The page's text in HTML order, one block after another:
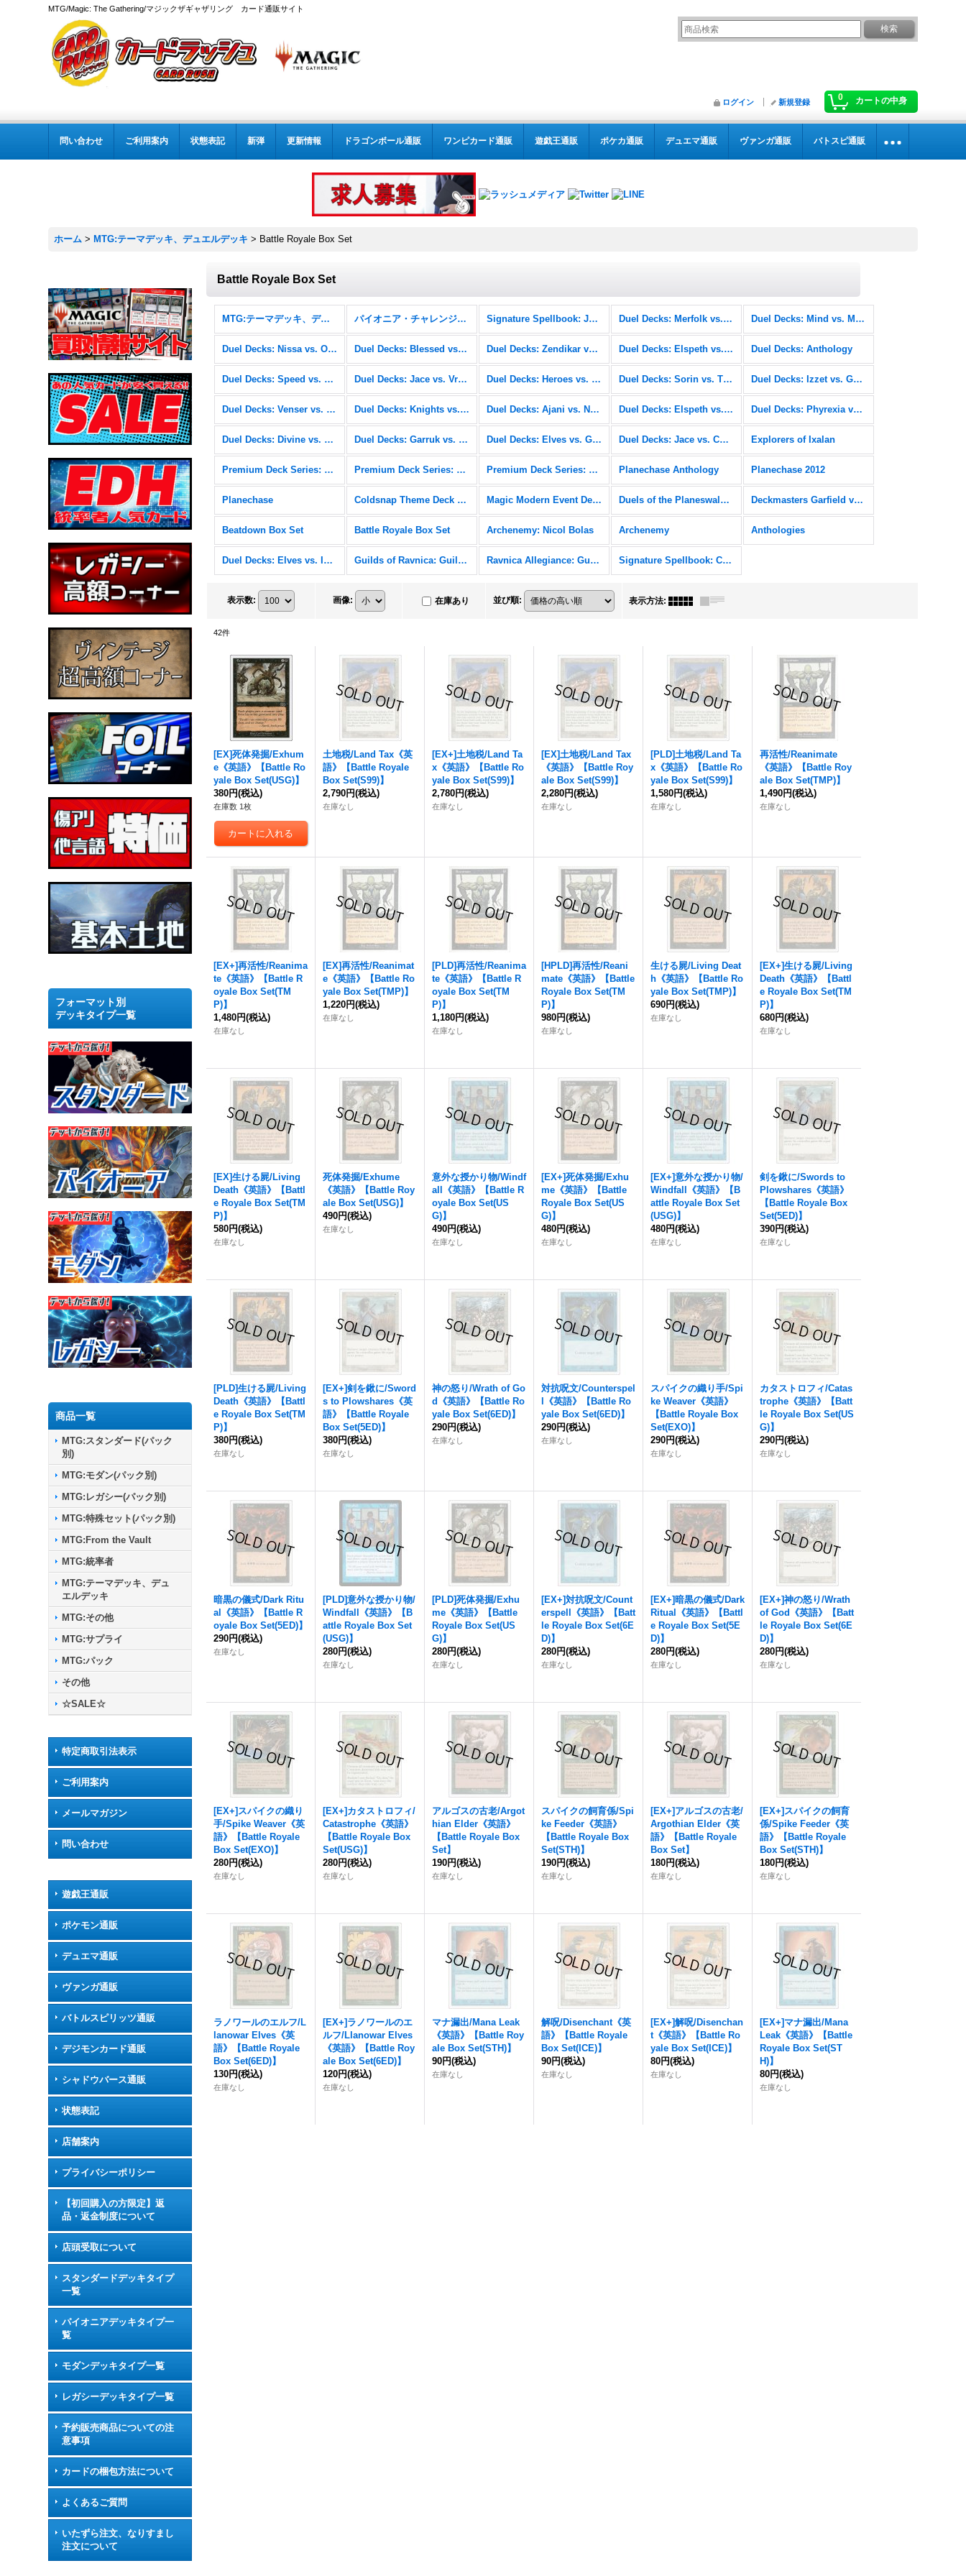
MTG/Magic: The Gathering/マジックザギャザリング カード通販サイト
0 カートの中身
ログイン 新規登録
問い合わせ ご利用案内 状態表記 新弾 更新情報 ドラゴンボール通販 ワンピカード通販 遊戯王通販 ポケカ通販 デュエマ通販 ヴァンガ通販 バトスピ通販
ホーム > MTG:テーマデッキ、デュエルデッキ > Battle Royale Box Set
フォーマット別
デッキタイプ一覧
商品一覧
MTG:スタンダード(パック
別)
MTG:モダン(パック別)
MTG:レガシー(パック別)
MTG:特殊セット(パック別)
MTG:From the Vault
MTG:統率者
MTG:テーマデッキ、デュ
エルデッキ
MTG:その他
MTG:サプライ
MTG:パック
その他
☆SALE☆
特定商取引法表示
ご利用案内
メールマガジン
問い合わせ
遊戯王通販
ポケモン通販
デュエマ通販
ヴァンガ通販
バトルスピリッツ通販
デジモンカード通販
シャドウバース通販
状態表記
店舗案内
プライバシーポリシー
【初回購入の方限定】返
品・返金制度について
店頭受取について
スタンダードデッキタイプ
一覧
パイオニアデッキタイプ一
覧
モダンデッキタイプ一覧
レガシーデッキタイプ一覧
予約販売商品についての注
意事項
カードの梱包方法について
よくあるご質問
いたずら注文、なりすまし
注文について
Battle Royale Box Set
MTG:テーマデッキ、デュエルデッキ (全商品) パイオニア・チャレンジャーデッキ Signature Spellbook: Jace Duel Decks: Merfolk vs. Goblins Duel Decks: Mind vs. Might
Duel Decks: Nissa vs. Ob Nixilis Duel Decks: Blessed vs. Cursed Duel Decks: Zendikar vs. Eldrazi Duel Decks: Elspeth vs. Kiora Duel Decks: Anthology
Duel Decks: Speed vs. Cunning Duel Decks: Jace vs. Vraska Duel Decks: Heroes vs. Monsters Duel Decks: Sorin vs. Tibalt Duel Decks: Izzet vs. Golgari
Duel Decks: Venser vs. Koth Duel Decks: Knights vs. Dragons Duel Decks: Ajani vs. Nicol Bolas Duel Decks: Elspeth vs. Tezzeret Duel Decks: Phyrexia vs. the Coalition
Duel Decks: Divine vs. Demonic Duel Decks: Garruk vs. Liliana Duel Decks: Elves vs. Goblins Duel Decks: Jace vs. Chandra Explorers of Ixalan
Premium Deck Series: Graveborn Premium Deck Series: Fire and Lightning Premium Deck Series: Slivers Planechase Anthology Planechase 2012
Planechase Coldsnap Theme Deck Reprints Magic Modern Event Deck Duels of the Planeswalkers Deckmasters Garfield vs Finkel
Beatdown Box Set Battle Royale Box Set Archenemy: Nicol Bolas Archenemy Anthologies
Duel Decks: Elves vs. Inventors Guilds of Ravnica: Guild Kits Ravnica Allegiance: Guild Kits Signature Spellbook: Chandra
表示数: 画像: 在庫あり 並び順: 表示方法:
42件
[EX]死体発掘/Exhum
e《英語》【Battle Ro
yale Box Set(USG)】
380円(税込)
在庫数 1枚
土地税/Land Tax《英
語》【Battle Royale
Box Set(S99)】
2,790円(税込)
在庫なし
[EX+]土地税/Land Ta
x《英語》【Battle Ro
yale Box Set(S99)】
2,780円(税込)
在庫なし
[EX]土地税/Land Tax
《英語》【Battle Roy
ale Box Set(S99)】
2,280円(税込)
在庫なし
[PLD]土地税/Land Ta
x《英語》【Battle Ro
yale Box Set(S99)】
1,580円(税込)
在庫なし
再活性/Reanimate
《英語》【Battle Roy
ale Box Set(TMP)】
1,490円(税込)
在庫なし
[EX+]再活性/Reanima
te《英語》【Battle R
oyale Box Set(TM
P)】
1,480円(税込)
在庫なし
[EX]再活性/Reanimat
e《英語》【Battle Ro
yale Box Set(TMP)】
1,220円(税込)
在庫なし
[PLD]再活性/Reanima
te《英語》【Battle R
oyale Box Set(TM
P)】
1,180円(税込)
在庫なし
[HPLD]再活性/Reani
mate《英語》【Battle
Royale Box Set(TM
P)】
980円(税込)
在庫なし
生ける屍/Living Deat
h《英語》【Battle Ro
yale Box Set(TMP)】
690円(税込)
在庫なし
[EX+]生ける屍/Living
Death《英語》【Battl
e Royale Box Set(TM
P)】
680円(税込)
在庫なし
[EX]生ける屍/Living
Death《英語》【Battl
e Royale Box Set(TM
P)】
580円(税込)
在庫なし
死体発掘/Exhume
《英語》【Battle Roy
ale Box Set(USG)】
490円(税込)
在庫なし
意外な授かり物/Windf
all《英語》【Battle R
oyale Box Set(US
G)】
490円(税込)
在庫なし
[EX+]死体発掘/Exhu
me《英語》【Battle
Royale Box Set(US
G)】
480円(税込)
在庫なし
[EX+]意外な授かり物/
Windfall《英語》【B
attle Royale Box Set
(USG)】
480円(税込)
在庫なし
剣を鍬に/Swords to
Plowshares《英語》
【Battle Royale Box
Set(5ED)】
390円(税込)
在庫なし
[PLD]生ける屍/Living
Death《英語》【Battl
e Royale Box Set(TM
P)】
380円(税込)
在庫なし
[EX+]剣を鍬に/Sword
s to Plowshares《英
語》【Battle Royale
Box Set(5ED)】
380円(税込)
在庫なし
神の怒り/Wrath of Go
d《英語》【Battle Ro
yale Box Set(6ED)】
290円(税込)
在庫なし
対抗呪文/Counterspel
l《英語》【Battle Ro
yale Box Set(6ED)】
290円(税込)
在庫なし
スパイクの織り手/Spi
ke Weaver《英語》
【Battle Royale Box
Set(EXO)】
290円(税込)
在庫なし
カタストロフィ/Catas
trophe《英語》【Batt
le Royale Box Set(US
G)】
290円(税込)
在庫なし
暗黒の儀式/Dark Ritu
al《英語》【Battle R
oyale Box Set(5ED)】
290円(税込)
在庫なし
[PLD]意外な授かり物/
Windfall《英語》【B
attle Royale Box Set
(USG)】
280円(税込)
在庫なし
[PLD]死体発掘/Exhu
me《英語》【Battle
Royale Box Set(US
G)】
280円(税込)
在庫なし
[EX+]対抗呪文/Count
erspell《英語》【Batt
le Royale Box Set(6E
D)】
280円(税込)
在庫なし
[EX+]暗黒の儀式/Dark
Ritual《英語》【Battl
e Royale Box Set(5E
D)】
280円(税込)
在庫なし
[EX+]神の怒り/Wrath
of God《英語》【Batt
le Royale Box Set(6E
D)】
280円(税込)
在庫なし
[EX+]スパイクの織り
手/Spike Weaver《英
語》【Battle Royale
Box Set(EXO)】
280円(税込)
在庫なし
[EX+]カタストロフィ/
Catastrophe《英語》
【Battle Royale Box
Set(USG)】
280円(税込)
在庫なし
アルゴスの古老/Argot
hian Elder《英語》
【Battle Royale Box
Set】
190円(税込)
在庫なし
スパイクの飼育係/Spi
ke Feeder《英語》
【Battle Royale Box
Set(STH)】
190円(税込)
在庫なし
[EX+]アルゴスの古老/
Argothian Elder《英
語》【Battle Royale
Box Set】
180円(税込)
在庫なし
[EX+]スパイクの飼育
係/Spike Feeder《英
語》【Battle Royale
Box Set(STH)】
180円(税込)
在庫なし
ラノワールのエルフ/L
lanowar Elves《英
語》【Battle Royale
Box Set(6ED)】
130円(税込)
在庫なし
[EX+]ラノワールのエ
ルフ/Llanowar Elves
《英語》【Battle Roy
ale Box Set(6ED)】
120円(税込)
在庫なし
マナ漏出/Mana Leak
《英語》【Battle Roy
ale Box Set(STH)】
90円(税込)
在庫なし
解呪/Disenchant《英
語》【Battle Royale
Box Set(ICE)】
90円(税込)
在庫なし
[EX+]解呪/Disenchan
t《英語》【Battle Ro
yale Box Set(ICE)】
80円(税込)
在庫なし
[EX+]マナ漏出/Mana
Leak《英語》【Battle
Royale Box Set(ST
H)】
80円(税込)
在庫なし